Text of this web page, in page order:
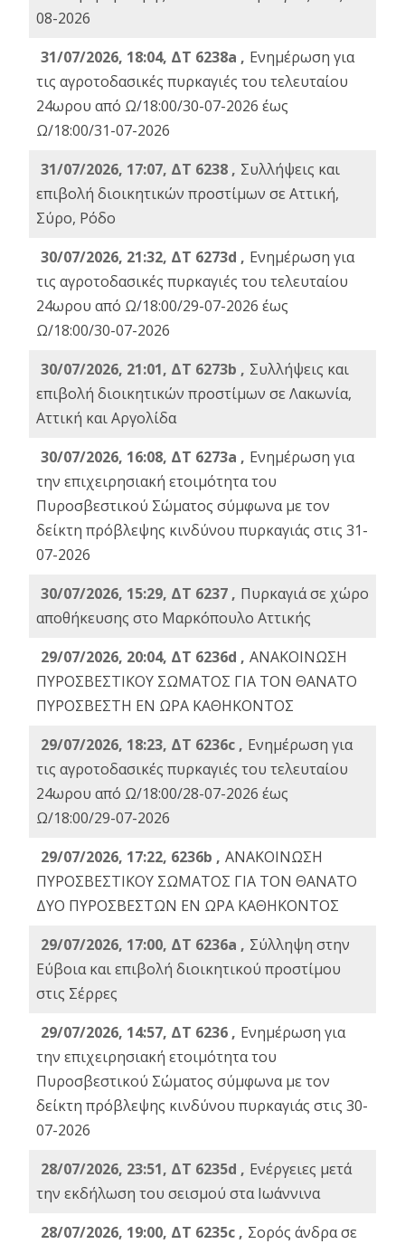
08-2026
31/07/2026, 18:04, ΔΤ 6238a , Ενημέρωση για
τις αγροτοδασικές πυρκαγιές του τελευταίου
24ωρου από Ω/18:00/30-07-2026 έως
Ω/18:00/31-07-2026
31/07/2026, 17:07, ΔΤ 6238 , Συλλήψεις και
επιβολή διοικητικών προστίμων σε Αττική,
Σύρο, Ρόδο
30/07/2026, 21:32, ΔΤ 6273d , Ενημέρωση για
τις αγροτοδασικές πυρκαγιές του τελευταίου
24ωρου από Ω/18:00/29-07-2026 έως
Ω/18:00/30-07-2026
30/07/2026, 21:01, ΔΤ 6273b , Συλλήψεις και
επιβολή διοικητικών προστίμων σε Λακωνία,
Αττική και Αργολίδα
30/07/2026, 16:08, ΔΤ 6273a , Ενημέρωση για
την επιχειρησιακή ετοιμότητα του
Πυροσβεστικού Σώματος σύμφωνα με τον
δείκτη πρόβλεψης κινδύνου πυρκαγιάς στις 31-
07-2026
30/07/2026, 15:29, ΔΤ 6237 , Πυρκαγιά σε χώρο
αποθήκευσης στο Μαρκόπουλο Αττικής
29/07/2026, 20:04, ΔΤ 6236d , ΑΝΑΚΟΙΝΩΣΗ
ΠΥΡΟΣΒΕΣΤΙΚΟΥ ΣΩΜΑΤΟΣ ΓΙΑ ΤΟΝ ΘΑΝΑΤΟ
ΠΥΡΟΣΒΕΣΤΗ ΕΝ ΩΡΑ ΚΑΘΗΚΟΝΤΟΣ
29/07/2026, 18:23, ΔΤ 6236c , Ενημέρωση για
τις αγροτοδασικές πυρκαγιές του τελευταίου
24ωρου από Ω/18:00/28-07-2026 έως
Ω/18:00/29-07-2026
29/07/2026, 17:22, 6236b , ΑΝΑΚΟΙΝΩΣΗ
ΠΥΡΟΣΒΕΣΤΙΚΟΥ ΣΩΜΑΤΟΣ ΓΙΑ ΤΟΝ ΘΑΝΑΤΟ
ΔΥΟ ΠΥΡΟΣΒΕΣΤΩΝ ΕΝ ΩΡΑ ΚΑΘΗΚΟΝΤΟΣ
29/07/2026, 17:00, ΔΤ 6236a , Σύλληψη στην
Εύβοια και επιβολή διοικητικού προστίμου
στις Σέρρες
29/07/2026, 14:57, ΔΤ 6236 , Ενημέρωση για
την επιχειρησιακή ετοιμότητα του
Πυροσβεστικού Σώματος σύμφωνα με τον
δείκτη πρόβλεψης κινδύνου πυρκαγιάς στις 30-
07-2026
28/07/2026, 23:51, ΔΤ 6235d , Ενέργειες μετά
την εκδήλωση του σεισμού στα Ιωάννινα
28/07/2026, 19:00, ΔΤ 6235c , Σορός άνδρα σε